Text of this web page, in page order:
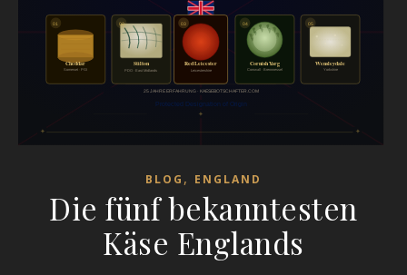
BLOG , ENGLAND
Die fünf bekanntesten
Käse Englands